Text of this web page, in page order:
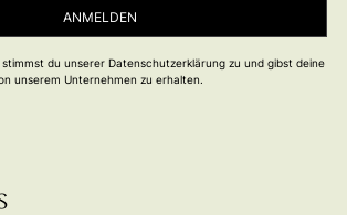
du unserer Datenschutzerklärung zu und gibst deine
unserem Unternehmen zu erhalten.